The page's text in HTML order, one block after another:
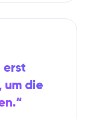
erst
um die